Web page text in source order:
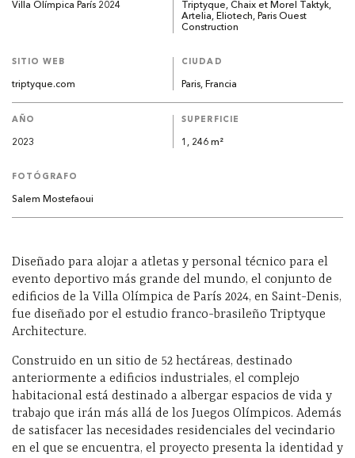
Villa Olímpica París 2024
Triptyque, Chaix et Morel Taktyk,
Artelia, Eliotech, Paris Ouest
Construction
SITIO WEB
triptyque.com
CIUDAD
Paris, Francia
AÑO
2023
SUPERFICIE
1, 246 m²
FOTÓGRAFO
Salem Mostefaoui
Diseñado para alojar a atletas y personal técnico para el
evento deportivo más grande del mundo, el conjunto de
edificios de la Villa Olímpica de París 2024, en Saint-Denis,
fue diseñado por el estudio franco-brasileño Triptyque
Architecture.
Construido en un sitio de 52 hectáreas, destinado
anteriormente a edificios industriales, el complejo
habitacional está destinado a albergar espacios de vida y
trabajo que irán más allá de los Juegos Olímpicos. Además
de satisfacer las necesidades residenciales del vecindario
en el que se encuentra, el proyecto presenta la identidad y